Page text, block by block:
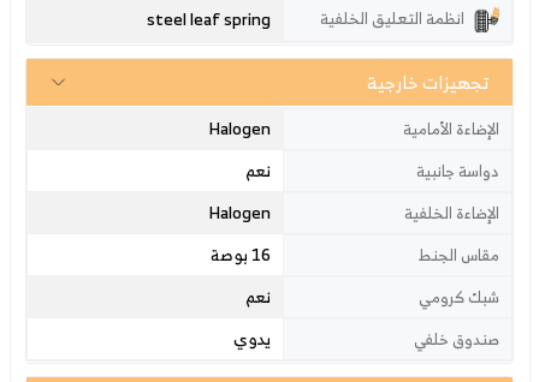
انظمة التعليق الخلفية steel leaf spring
تجهيزات خارجية
الإضاءة الأمامية Halogen
دواسة جانبية نعم
الإضاءة الخلفية Halogen
مقاس الجنط 16 بوصة
شبك كرومي نعم
صندوق خلفي يدوي